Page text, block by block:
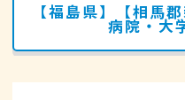
【福島県】【相馬
病院・大